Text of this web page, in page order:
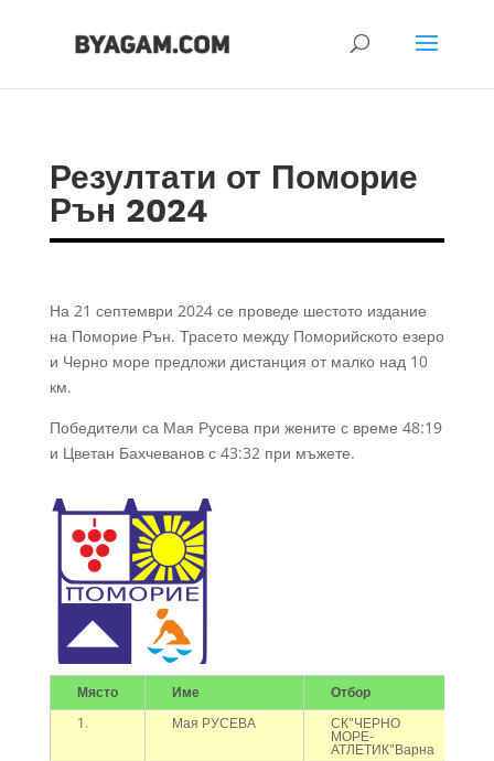
Резултати от Поморие
Рън 2024
На 21 септември 2024 се проведе шестото издание
на Поморие Рън. Трасето между Поморийското езеро
и Черно море предложи дистанция от малко над 10
км.
Победители са Мая Русева при жените с време 48:19
и Цветан Бахчеванов с 43:32 при мъжете.
Място Име Отбор
1.
Мая РУСЕВА СК"ЧЕРНО
МОРЕ-
АТЛЕТИК"Варна